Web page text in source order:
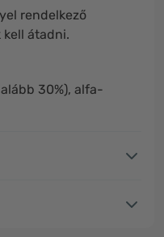
rendelkező
kell átadni.
30%), alfa-